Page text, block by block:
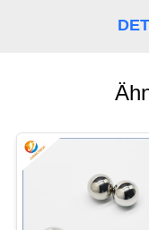
SITEMAP
PRIVACY